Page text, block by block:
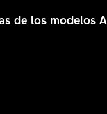
de los modelos